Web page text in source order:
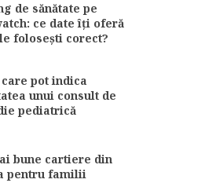
de sănătate pe
ce date îți oferă
folosești corect?
care pot indica
unui consult de
pediatrică
bune cartiere din
pentru familii